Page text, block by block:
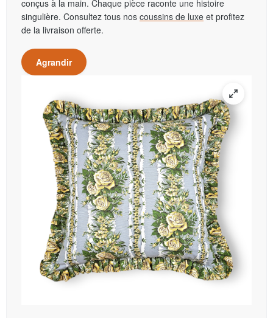
conçus à la main. Chaque pièce raconte une histoire
singulière. Consultez tous nos coussins de luxe et profitez
de la livraison offerte.
Agrandir